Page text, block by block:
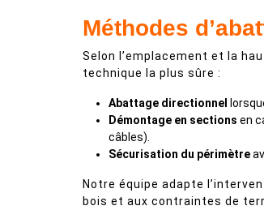
Méthodes
Selon l’emplacement et la
technique la plus sûre :
Abattage directionnel
Démontage en sections en
câbles).
Sécurisation du périmètre
Notre équipe adapte
bois et aux contraintes de